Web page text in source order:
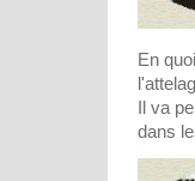
En
Il va
dans